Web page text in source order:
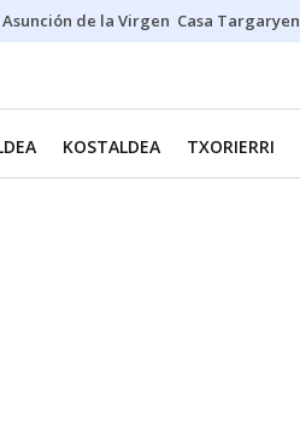
Asunción de la Virgen Casa Targaryen
KOSTALDEA TXORIERRI